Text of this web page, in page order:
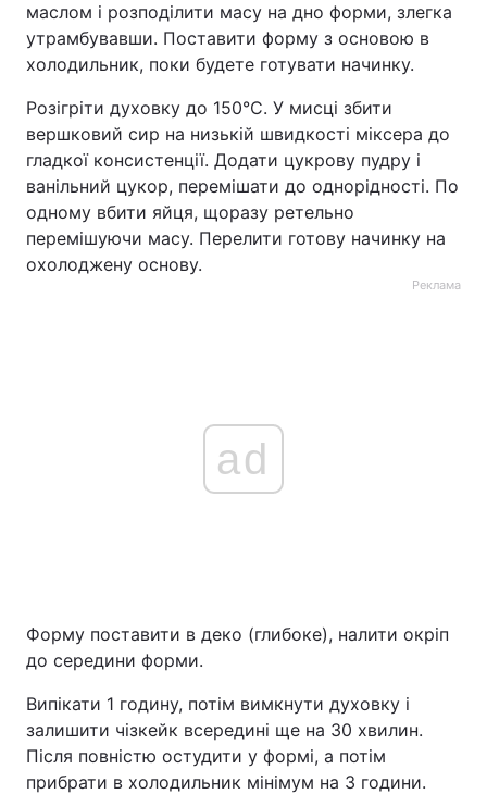
маслом і розподілити масу на дно форми, злегка
утрамбувавши. Поставити форму з основою в
холодильник, поки будете готувати начинку.
Розігріти духовку до 150°C. У мисці збити
вершковий сир на низькій швидкості міксера до
гладкої консистенції. Додати цукрову пудру і
ванільний цукор, перемішати до однорідності. По
одному вбити яйця, щоразу ретельно
перемішуючи масу. Перелити готову начинку на
охолоджену основу.
Реклама
ad
Форму поставити в деко (глибоке), налити окріп
до середини форми.
Випікати 1 годину, потім вимкнути духовку і
залишити чізкейк всередині ще на 30 хвилин.
Після повністю остудити у формі, а потім
прибрати в холодильник мінімум на 3 години.